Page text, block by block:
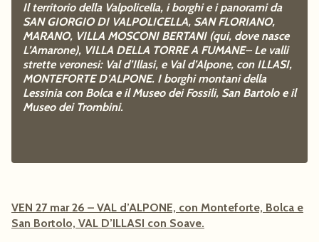
Il territorio della Valpolicella, i borghi e i panorami da
SAN GIORGIO DI VALPOLICELLA, SAN FLORIANO,
MARANO, VILLA MOSCONI BERTANI (qui, dove nasce
L’Amarone), VILLA DELLA TORRE A FUMANE– Le valli
strette veronesi: Val d’Illasi, e Val d’Alpone, con ILLASI,
MONTEFORTE D’ALPONE. I borghi montani della
Lessinia con Bolca e il Museo dei Fossili, San Bartolo e il
Museo dei Trombini.
VEN 27 mar 26 – VAL d’ALPONE, con Monteforte, Bolca e
San Bortolo, VAL D’ILLASI con Soave.